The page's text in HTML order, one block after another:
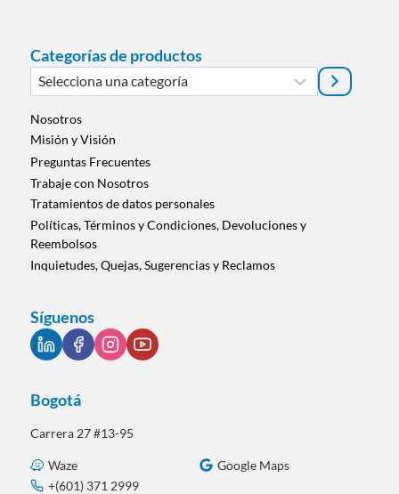
Categorías de productos
Selecciona
una
categoría
Nosotros
Misión y Visión
Preguntas Frecuentes
Trabaje con Nosotros
Tratamientos de datos personales
Políticas, Términos y Condiciones, Devoluciones y
Reembolsos
Inquietudes, Quejas, Sugerencias y Reclamos
Síguenos
Bogotá
Carrera 27 #13-95
Waze
Google Maps
+(601) 371 2999